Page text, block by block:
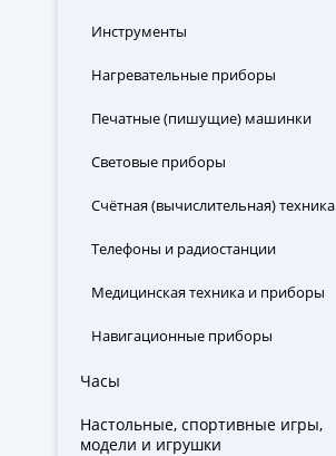
Инструменты
Нагревательные приборы
Печатные (пишущие) машинки
Световые приборы
Счётная (вычислительная) техника
Телефоны и радиостанции
Медицинская техника и приборы
Навигационные приборы
Часы
Настольные, спортивные игры,
модели и игрушки